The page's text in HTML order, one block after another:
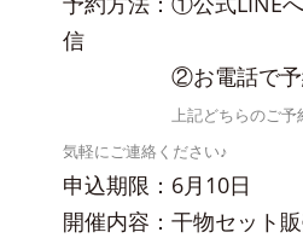
信
②お電話で予
上記どちらのご
気軽にご連絡ください♪
申込期限：6月10日
開催内容：干物セット